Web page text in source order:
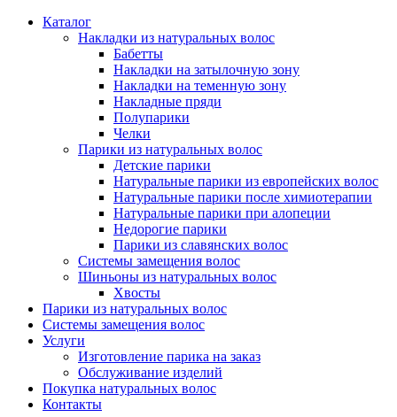
Каталог
Накладки из натуральных волос
Бабетты
Накладки на затылочную зону
Накладки на теменную зону
Накладные пряди
Полупарики
Челки
Парики из натуральных волос
Детские парики
Натуральные парики из европейских волос
Натуральные парики после химиотерапии
Натуральные парики при алопеции
Недорогие парики
Парики из славянских волос
Системы замещения волос
Шиньоны из натуральных волос
Хвосты
Парики из натуральных волос
Системы замещения волос
Услуги
Изготовление парика на заказ
Обслуживание изделий
Покупка натуральных волос
Контакты